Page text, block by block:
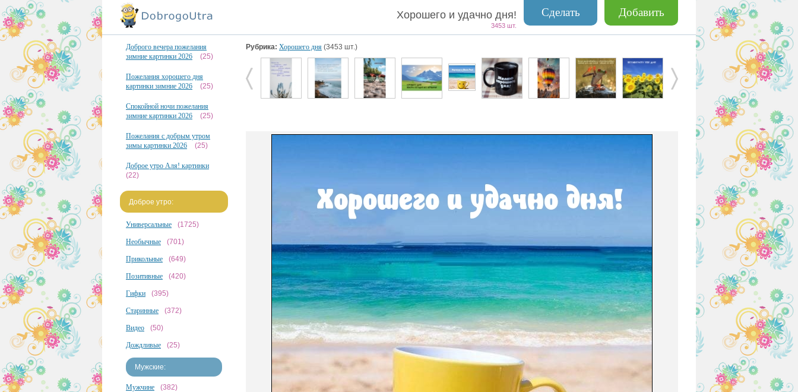
Добавить
Сделать
Хорошего и удачно дня!
3453 шт.
Доброго вечера пожелания
зимние картинки 2026
(25)
Пожелания хорошего дня
картинки зимние 2026
(25)
Спокойной ночи пожелания
зимние картинки 2026
(25)
Пожелания с добрым утром
зимы картинки 2026
(25)
Доброе утро Аля! картинки
(22)
Доброе утро:
Универсальные (1725)
Необычные (701)
Прикольные (649)
Позитивные (420)
Гифки (395)
Старинные (372)
Видео (50)
Дождливые (25)
Мужские:
Мужчине (382)
Рубрика: Хорошего дня (3453 шт.)